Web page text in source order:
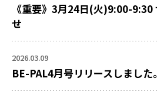
《重要》3月24日(火)9:00-9:30
せ
2026.03.09
BE-PAL4月号リリースしました。